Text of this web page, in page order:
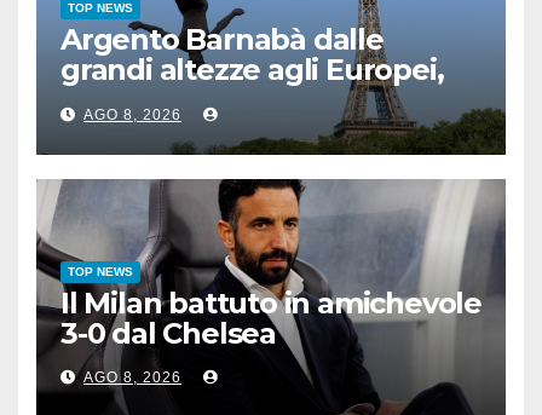
TOP NEWS
Argento Barnabà dalle
grandi altezze agli Europei,
bis azzurro dopo Cosetti
AGO 8, 2026
TOP NEWS
Il Milan battuto in amichevole
3-0 dal Chelsea
AGO 8, 2026